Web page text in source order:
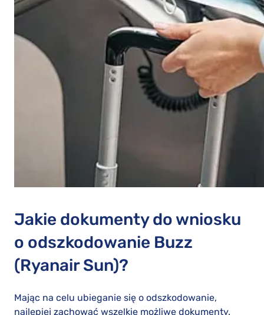
Jakie dokumenty do wniosku
o odszkodowanie Buzz
(Ryanair Sun)?
Mając na celu ubieganie się o odszkodowanie,
najlepiej zachować wszelkie możliwe dokumenty.